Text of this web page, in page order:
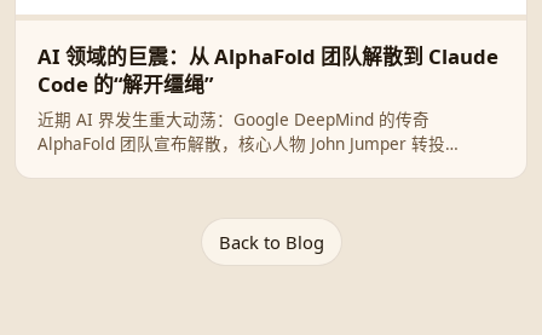
AI 领域的巨震：从 AlphaFold 团队解散到 Claude
Code 的“解开缰绳”
近期 AI 界发生重大动荡：Google DeepMind 的传奇
AlphaFold 团队宣布解散，核心人物 John Jumper 转投
Back to Blog